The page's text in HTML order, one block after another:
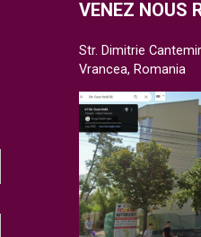
VENEZ NOUS
Str. Dimitrie
Vrancea, Romania